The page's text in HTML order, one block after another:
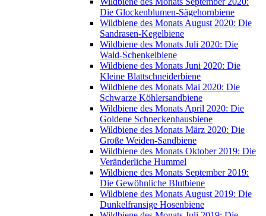
Die Glockenblumen-Sägehornbiene
Wildbiene des Monats August 2020: Die
Sandrasen-Kegelbiene
Wildbiene des Monats Juli 2020: Die
Wald-Schenkelbiene
Wildbiene des Monats Juni 2020: Die
Kleine Blattschneiderbiene
Wildbiene des Monats Mai 2020: Die
Schwarze Köhlersandbiene
Wildbiene des Monats April 2020: Die
Goldene Schneckenhausbiene
Wildbiene des Monats März 2020: Die
Große Weiden-Sandbiene
Wildbiene des Monats Oktober 2019: Die
Veränderliche Hummel
Wildbiene des Monats September 2019:
Die Gewöhnliche Blutbiene
Wildbiene des Monats August 2019: Die
Dunkelfransige Hosenbiene